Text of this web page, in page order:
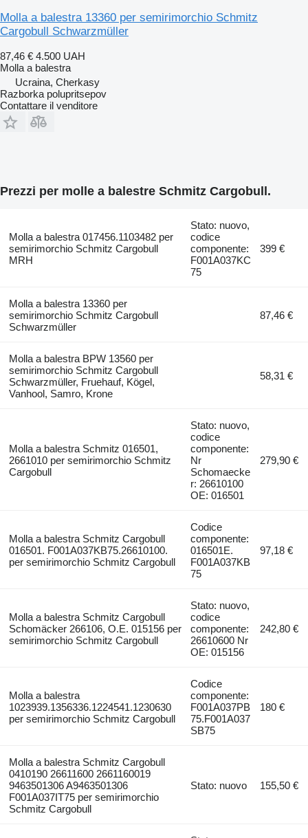
Molla a balestra 13360 per semirimorchio Schmitz
Cargobull Schwarzmüller
87,46 € 4.500 UAH
Molla a balestra
Ucraina, Cherkasy
Razborka polupritsepov
Contattare il venditore
Prezzi per molle a balestre Schmitz Cargobull.
Molla a balestra 017456.1103482 per
semirimorchio Schmitz Cargobull
MRH
Stato: nuovo,
codice
componente:
F001A037KC
75
399 €
Molla a balestra 13360 per
semirimorchio Schmitz Cargobull
Schwarzmüller
87,46 €
Molla a balestra BPW 13560 per
semirimorchio Schmitz Cargobull
Schwarzmüller, Fruehauf, Kögel,
Vanhool, Samro, Krone
58,31 €
Molla a balestra Schmitz 016501,
2661010 per semirimorchio Schmitz
Cargobull
Stato: nuovo,
codice
componente:
Nr
Schomaecke
r: 26610100
OE: 016501
279,90 €
Molla a balestra Schmitz Cargobull
016501. F001A037KB75.26610100.
per semirimorchio Schmitz Cargobull
Codice
componente:
016501E.
F001A037KB
75
97,18 €
Molla a balestra Schmitz Cargobull
Schomäcker 266106, O.E. 015156 per
semirimorchio Schmitz Cargobull
Stato: nuovo,
codice
componente:
26610600 Nr
OE: 015156
242,80 €
Molla a balestra
1023939.1356336.1224541.1230630
per semirimorchio Schmitz Cargobull
Codice
componente:
F001A037PB
75.F001A037
SB75
180 €
Molla a balestra Schmitz Cargobull
0410190 26611600 2661160019
9463501306 A9463501306
F001A037IT75 per semirimorchio
Schmitz Cargobull
Stato: nuovo 155,50 €